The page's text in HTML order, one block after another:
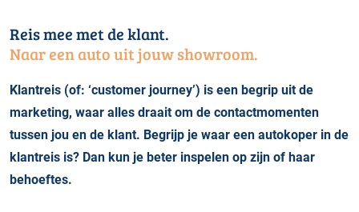
Reis mee met de klant.
Naar een auto uit jouw showroom.
Klantreis (of: ‘customer journey’) is een begrip uit de
marketing, waar alles draait om de contactmomenten
tussen jou en de klant. Begrijp je waar een autokoper in de
klantreis is? Dan kun je beter inspelen op zijn of haar
behoeftes.